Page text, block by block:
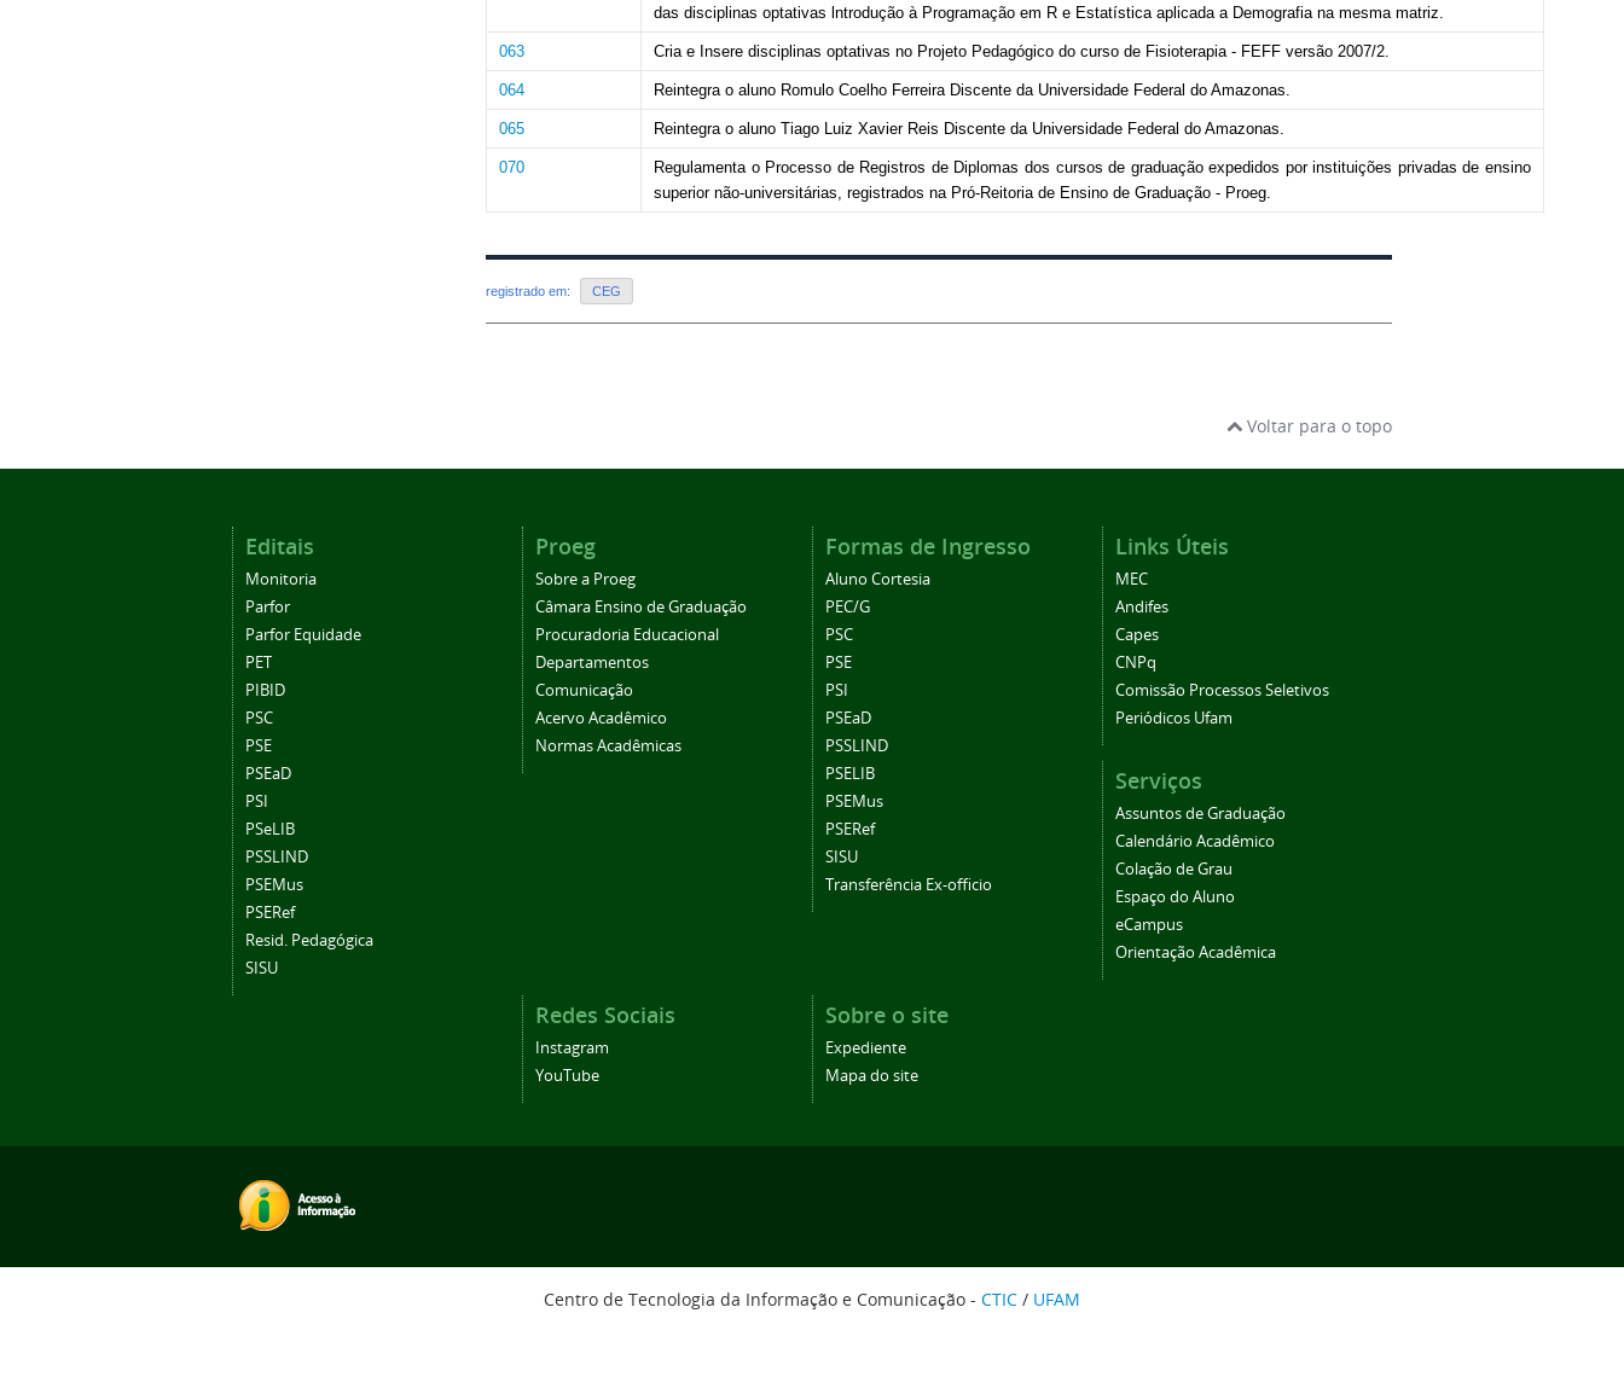
das disciplinas optativas lntrodução à Programação em R e Estatística aplicada a Demografia na mesma matriz.
063 Cria e Insere disciplinas optativas no Projeto Pedagógico do curso de Fisioterapia - FEFF versão 2007/2.
064 Reintegra o aluno Romulo Coelho Ferreira Discente da Universidade Federal do Amazonas.
065 Reintegra o aluno Tiago Luiz Xavier Reis Discente da Universidade Federal do Amazonas.
070
Regulamenta o Processo de Registros de Diplomas dos cursos de graduação expedidos por instituições privadas de ensino
superior não-universitárias, registrados na Pró-Reitoria de Ensino de Graduação - Proeg.
registrado em: CEG
Voltar para o topo
Editais
Monitoria
Parfor
Parfor Equidade
PET
PIBID
PSC
PSE
PSEaD
PSI
PSeLIB
PSSLIND
PSEMus
PSERef
Resid. Pedagógica
SISU
Proeg
Sobre a Proeg
Câmara Ensino de Graduação
Procuradoria Educacional
Departamentos
Comunicação
Acervo Acadêmico
Normas Acadêmicas
Formas de Ingresso
Aluno Cortesia
PEC/G
PSC
PSE
PSI
PSEaD
PSSLIND
PSELIB
PSEMus
PSERef
SISU
Transferência Ex-officio
Links Úteis
MEC
Andifes
Capes
CNPq
Comissão Processos Seletivos
Periódicos Ufam
Serviços
Assuntos de Graduação
Calendário Acadêmico
Colação de Grau
Espaço do Aluno
eCampus
Orientação Acadêmica
Redes Sociais
Instagram
YouTube
Sobre o site
Expediente
Mapa do site
Centro de Tecnologia da Informação e Comunicação - CTIC / UFAM